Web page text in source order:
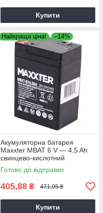
Купити
Найкраща ціна! –14%
Акумуляторна батарея
Maxxter MBAT 6 V — 4,5 Ah
свинцево-кислотний
(70х47х100)
Готово до відправки
405,88 ₴ 471,95 ₴
Купити